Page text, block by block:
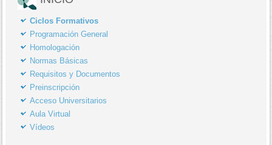
Ciclos Formativos
Programación General
Homologación
Normas Básicas
Requisitos y Documentos
Preinscripción
Acceso Universitarios
Aula Virtual
Vídeos